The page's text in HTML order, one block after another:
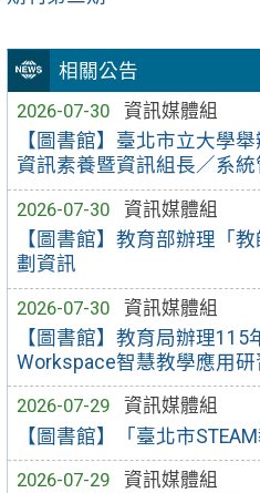
相關公告
2026-07-30
資訊媒體組
【圖書館】臺北市立大學
資訊素養暨資訊組長／系統
2026-07-30
資訊媒體組
【圖書館】教育部辦理「
劃資訊
2026-07-30
資訊媒體組
【圖書館】教育局辦理115
Workspace智慧教學應用
2026-07-29
資訊媒體組
【圖書館】「臺北市
2026-07-29
資訊媒體組